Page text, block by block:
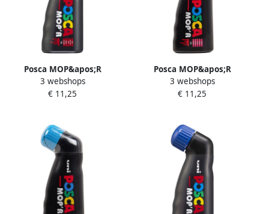
Posca MOP&apos;R
paintmarker PCM-22 rood
3 webshops
€ 11,25
Posca MOP&apos;R
paintmarker PCM-22 roze
3 webshops
€ 11,25